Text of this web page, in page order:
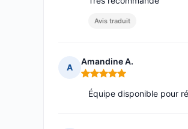
Avis traduit
A
Amandine A.
Note : 5 sur 5
Équipe disponible pour